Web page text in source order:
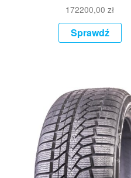
172200,00zł
Sprawdź